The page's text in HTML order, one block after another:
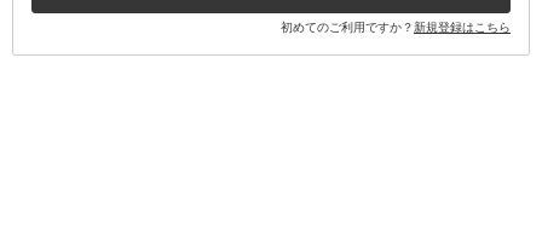
初めてのご利用ですか？新規登録はこちら